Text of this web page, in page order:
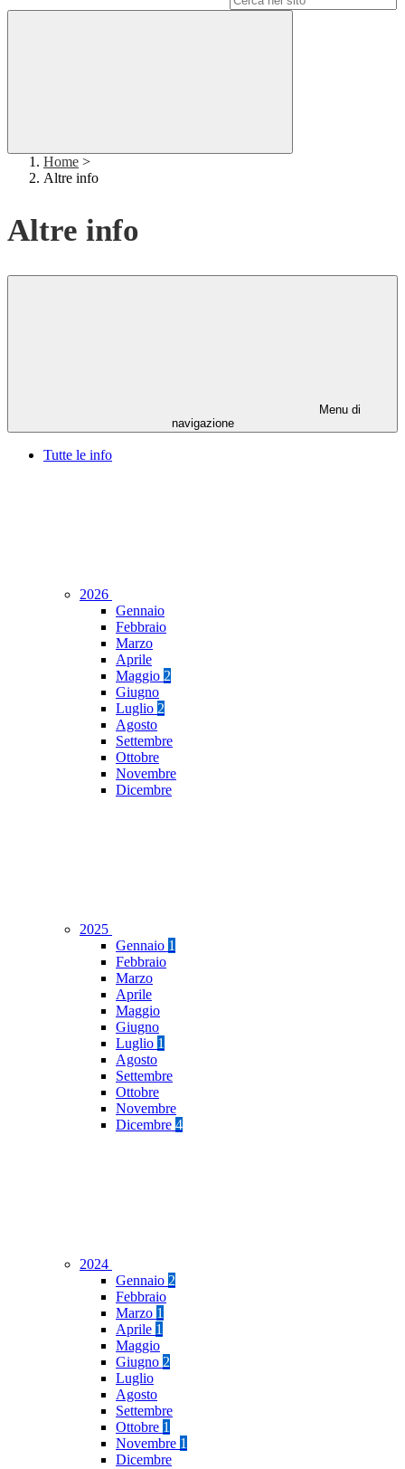
Home >
Altre info
Altre info
Menu di
navigazione
Tutte le info
2026
Gennaio
Febbraio
Marzo
Aprile
Maggio 2
Giugno
Luglio 2
Agosto
Settembre
Ottobre
Novembre
Dicembre
2025
Gennaio 1
Febbraio
Marzo
Aprile
Maggio
Giugno
Luglio 1
Agosto
Settembre
Ottobre
Novembre
Dicembre 4
2024
Gennaio 2
Febbraio
Marzo 1
Aprile 1
Maggio
Giugno 2
Luglio
Agosto
Settembre
Ottobre 1
Novembre 1
Dicembre